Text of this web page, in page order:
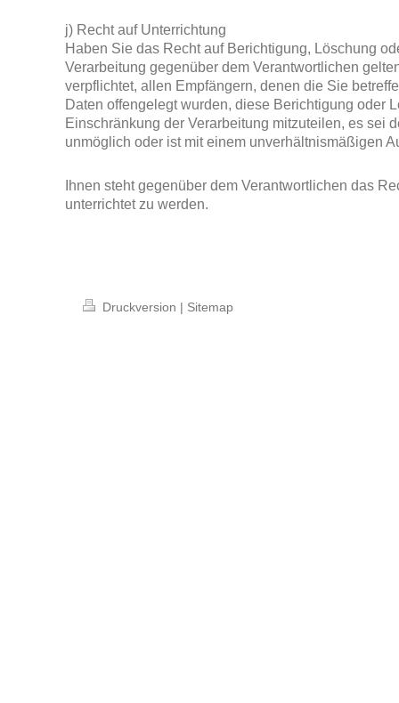
j) Recht auf Unterrichtung
Haben Sie das Recht auf Berichtigung, Löschung
Verarbeitung gegenüber dem Verantwortlichen
verpflichtet, allen Empfängern, denen die Sie
Daten offengelegt wurden, diese Berichtigung oder
Einschränkung der Verarbeitung mitzuteilen, es sei
unmöglich oder ist mit einem unverhältnismäßigen
Ihnen steht gegenüber dem Verantwortlichen das
unterrichtet zu werden.
Druckversion | Sitemap